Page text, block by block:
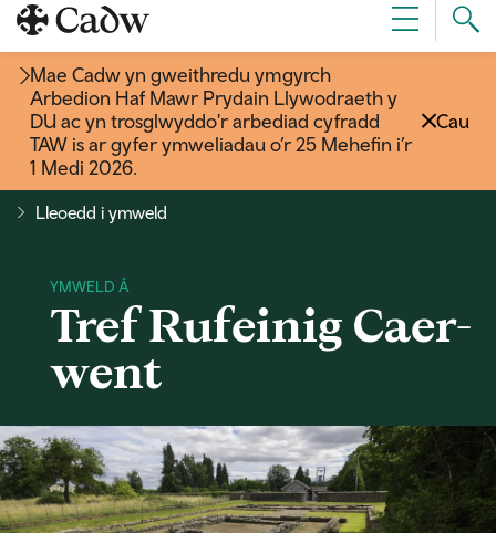
Dewislen
Mae Cadw yn gweithredu ymgyrch
Arbedion Haf Mawr Prydain Llywodraeth y
DU ac yn trosglwyddo'r arbediad cyfradd
TAW is ar gyfer ymweliadau o’r 25 Mehefin i’r
1 Medi 2026.
Cau
Lleoedd i ymweld
Tref Rufeinig Caer-
went